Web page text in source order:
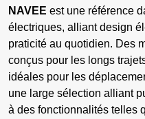
NAVEE est une référence
électriques, alliant design
praticité au quotidien. Des
conçus pour les longs
idéales pour les
une large sélection alliant
à des fonctionnalités telles